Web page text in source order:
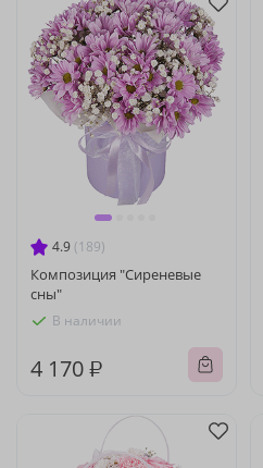
4.9 (189)
Композиция "Сиреневые
сны"
В наличии
4 170 ₽